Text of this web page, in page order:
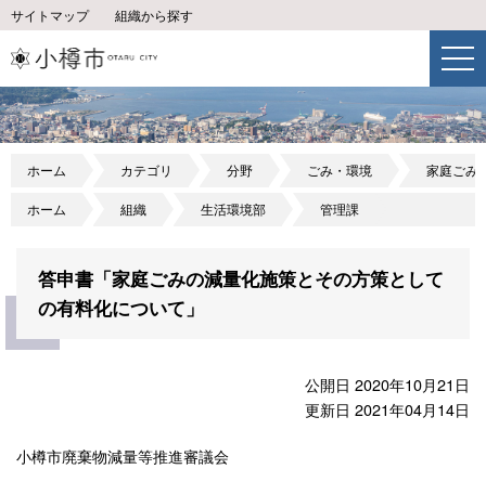
サイトマップ 組織から探す
ホーム カテゴリ 分野 ごみ・環境 家庭ごみ
ホーム 組織 生活環境部 管理課
答申書「家庭ごみの減量化施策とその方策として
の有料化について」
公開日 2020年10月21日
更新日 2021年04月14日
小樽市廃棄物減量等推進審議会